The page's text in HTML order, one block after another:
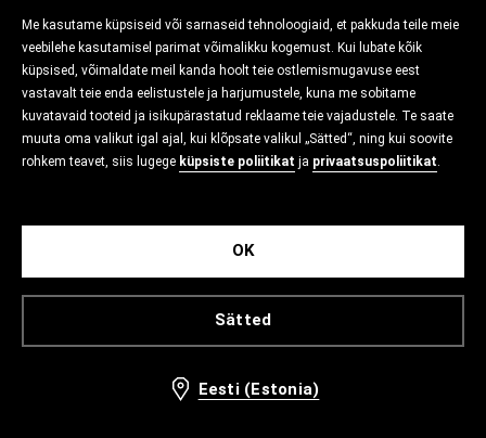
Me kasutame küpsiseid või sarnaseid tehnoloogiaid, et pakkuda teile meie
veebilehe kasutamisel parimat võimalikku kogemust. Kui lubate kõik
küpsised, võimaldate meil kanda hoolt teie ostlemismugavuse eest
vastavalt teie enda eelistustele ja harjumustele, kuna me sobitame
kuvatavaid tooteid ja isikupärastatud reklaame teie vajadustele. Te saate
muuta oma valikut igal ajal, kui klõpsate valikul „Sätted“, ning kui soovite
rohkem teavet, siis lugege küpsiste poliitikat ja privaatsuspoliitikat.
Sätted
OK
Eesti (Estonia)